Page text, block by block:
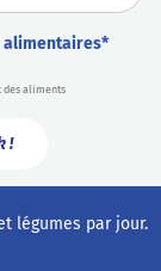
alimentaires*
des aliments
!
légumes par jour.